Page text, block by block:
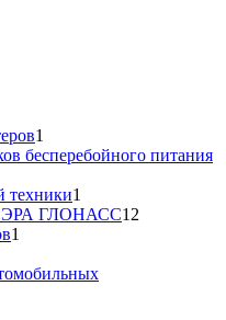
1
товар
бесперебойного питания
техники1
товар
ЭРА ГЛОНАСС12
1